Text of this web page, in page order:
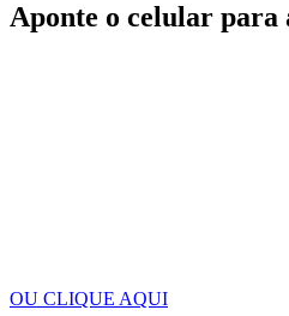
Aponte o celular
OU CLIQUE AQUI